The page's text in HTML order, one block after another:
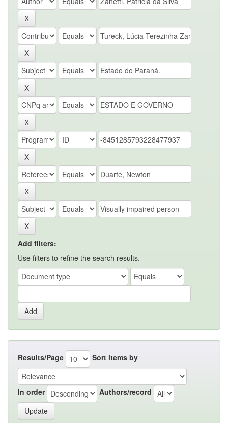
Add filters:
Use filters to refine the search results.
Results/Page Sort items by
In order Authors/record